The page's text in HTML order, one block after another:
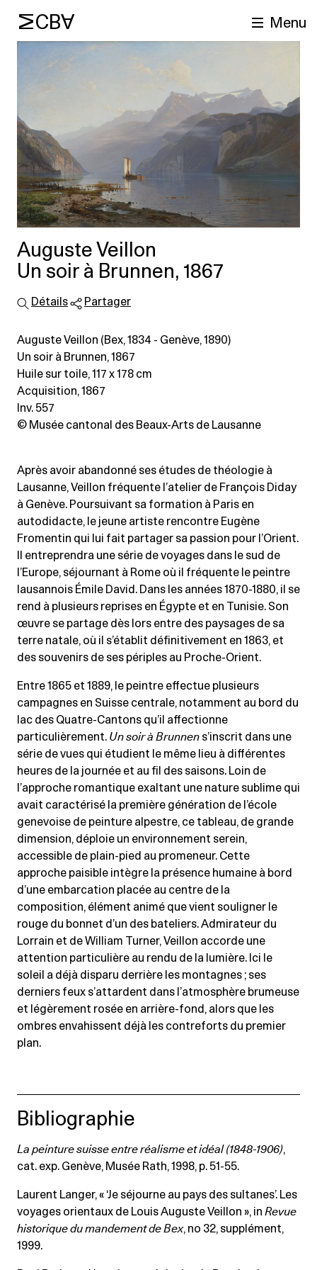
MCBA Menu
Auguste Veillon
Un soir à Brunnen, 1867
Détails Partager
Auguste Veillon (Bex, 1834 - Genève, 1890)
Un soir à Brunnen, 1867
Huile sur toile, 117 x 178 cm
Acquisition, 1867
Inv. 557
© Musée cantonal des Beaux-Arts de Lausanne
Après avoir abandonné ses études de théologie à
Lausanne, Veillon fréquente l’atelier de François Diday
à Genève. Poursuivant sa formation à Paris en
autodidacte, le jeune artiste rencontre Eugène
Fromentin qui lui fait partager sa passion pour l’Orient.
Il entreprendra une série de voyages dans le sud de
l’Europe, séjournant à Rome où il fréquente le peintre
lausannois Émile David. Dans les années 1870-1880, il se
rend à plusieurs reprises en Égypte et en Tunisie. Son
œuvre se partage dès lors entre des paysages de sa
terre natale, où il s’établit définitivement en 1863, et
des souvenirs de ses périples au Proche-Orient.
Entre 1865 et 1889, le peintre effectue plusieurs
campagnes en Suisse centrale, notamment au bord du
lac des Quatre-Cantons qu’il affectionne
particulièrement. Un soir à Brunnen s’inscrit dans une
série de vues qui étudient le même lieu à différentes
heures de la journée et au fil des saisons. Loin de
l’approche romantique exaltant une nature sublime qui
avait caractérisé la première génération de l’école
genevoise de peinture alpestre, ce tableau, de grande
dimension, déploie un environnement serein,
accessible de plain-pied au promeneur. Cette
approche paisible intègre la présence humaine à bord
d’une embarcation placée au centre de la
composition, élément animé que vient souligner le
rouge du bonnet d’un des bateliers. Admirateur du
Lorrain et de William Turner, Veillon accorde une
attention particulière au rendu de la lumière. Ici le
soleil a déjà disparu derrière les montagnes ; ses
derniers feux s’attardent dans l’atmosphère brumeuse
et légèrement rosée en arrière-fond, alors que les
ombres envahissent déjà les contreforts du premier
plan.
Bibliographie
La peinture suisse entre réalisme et idéal (1848-1906),
cat. exp. Genève, Musée Rath, 1998, p. 51-55.
Laurent Langer, « ‘Je séjourne au pays des sultanes’. Les
voyages orientaux de Louis Auguste Veillon », in Revue
historique du mandement de Bex, no 32, supplément,
1999.